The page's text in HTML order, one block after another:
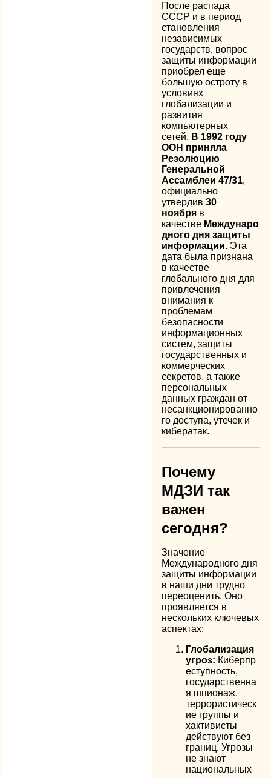
После распада
СССР и в период
становления
независимых
государств, вопрос
защиты информации
приобрел еще
большую остроту в
условиях
глобализации и
развития
компьютерных
сетей. В 1992 году
ООН приняла
Резолюцию
Генеральной
Ассамблеи 47/31,
официально
утвердив30
ноября в
качестве Междунаро
дного дня защиты
информации. Эта
дата была признана
в качестве
глобального дня для
привлечения
внимания к
проблемам
безопасности
информационных
систем, защиты
государственных и
коммерческих
секретов, а также
персональных
данных граждан от
несанкционированно
го доступа, утечек и
кибератак.
Почему
МДЗИ так
важен
сегодня?
Значение
Международного дня
защиты информации
в наши дни трудно
переоценить. Оно
проявляется в
нескольких ключевых
аспектах:
Глобализация
угроз: Киберпр
еступность,
государственна
я шпионаж,
террористическ
ие группы и
хактивисты
действуют без
границ. Угрозы
не знают
национальных